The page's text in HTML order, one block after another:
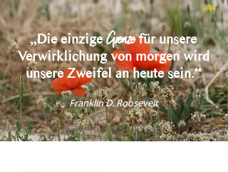
„Die einzigeGrenzefür unsere
Verwirklichung von morgen wird
unsere Zweifel an heute sein.“
Franklin D. Roosevelt